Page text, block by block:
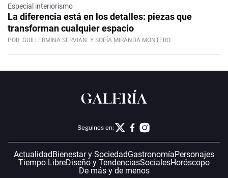
Especial interiorismo
La diferencia está en los detalles: piezas que
transforman cualquier espacio
POR GUILLERMINA SERVIAN Y SOFÍA MIRANDA MONTERO
Seguinos en:
Actualidad Bienestar y SociedadGastronomíaPersonajes
Tiempo LibreDiseño y TendenciasSocialesHoróscopo
De más y de menos